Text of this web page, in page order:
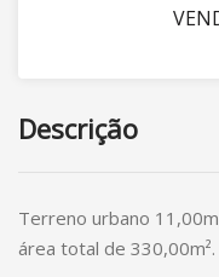
Descrição
Terreno urbano
área total de 330,00m².